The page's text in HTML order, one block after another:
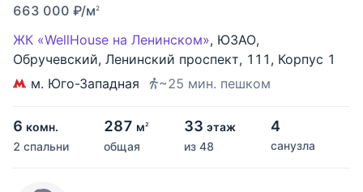
663 000 ₽/м2
ЖК «WellHouse на Ленинском», ЮЗАО,
Обручевский, Ленинский проспект, 111 , Корпус 1
м. Юго-Западная
~25 мин. пешком
6 комн.
2 спальни
287 м2
общая
33 этаж
из 48
4
санузла